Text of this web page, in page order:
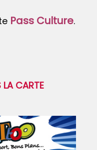
Pass Culture.
LA CARTE